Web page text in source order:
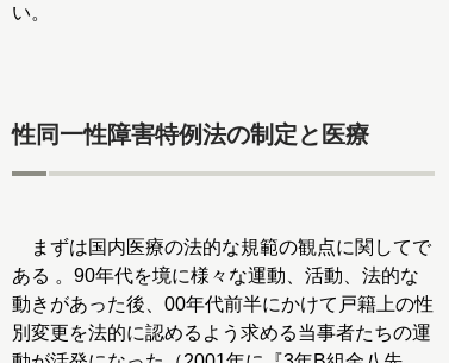
い。
性同一性障害特例法の制定と医療
まずは国内医療の法的な規範の観点に関してで
ある 。90年代を境に様々な運動、活動、法的な
動きがあった後、00年代前半にかけて戸籍上の性
別変更を法的に認めるよう求める当事者たちの運